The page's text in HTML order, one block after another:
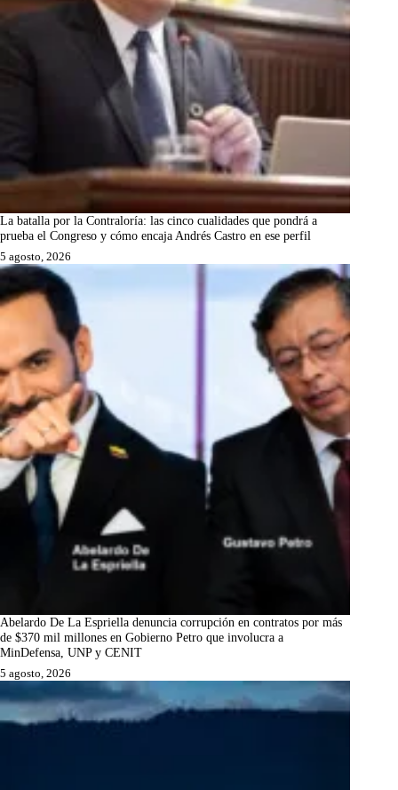
La batalla por la Contraloría: las cinco cualidades que pondrá a
prueba el Congreso y cómo encaja Andrés Castro en ese perfil
5 agosto, 2026
Abelardo De La Espriella denuncia corrupción en contratos por más
de $370 mil millones en Gobierno Petro que involucra a
MinDefensa, UNP y CENIT
5 agosto, 2026